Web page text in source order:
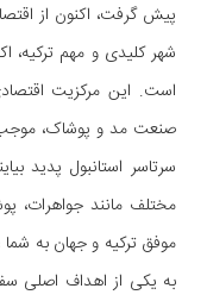
پیش گرفت، اکنون از
شهر کلیدی و مهم ترکیه،
است. این مرکزیت
صنعت مد و پوشاک، موجب
سرتاسر استانبول پدید
مختلف مانند جواهرات،
موفق ترکیه و جهان به
به یکی از اهداف اصلی